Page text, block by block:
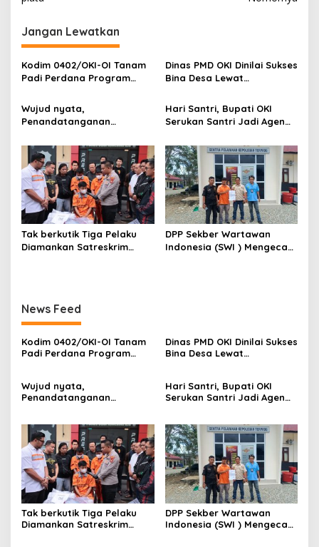
a
s
i
o
Jangan Lewatkan
Kodim 0402/OKI-OI Tanam
Padi Perdana Program
Benawa
Dinas PMD OKI Dinilai Sukses
Bina Desa Lewat
Terbuka
Wujud nyata,
Penandatanganan
Berantas Halinar di
Lingkungan
Pemasyarakatan
Kayuagung ( LP )
Hari Santri, Bupati OKI
Serukan Santri Jadi Agen
Berakhlak
Tak berkutik Tiga Pelaku
Diamankan Satreskrim
DPP Sekber Wartawan
Indonesia (SWI ) Mengecam
News Feed
Kodim 0402/OKI-OI Tanam
Padi Perdana Program
Dinas PMD OKI Dinilai Sukses
Bina Desa Lewat
Wujud nyata,
Penandatanganan
Lingkungan
Pemasyarakatan
Kayuagung ( LP )
Hari Santri, Bupati OKI
Serukan Santri Jadi Agen
Tak berkutik Tiga Pelaku
Diamankan Satreskrim
DPP Sekber Wartawan
Indonesia (SWI ) Mengecam